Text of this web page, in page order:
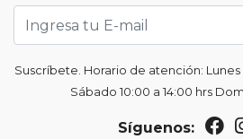
Suscríbete. Horario de atención: Lunes
Sábado 10:00 a 14:00 hrs
Síguenos: